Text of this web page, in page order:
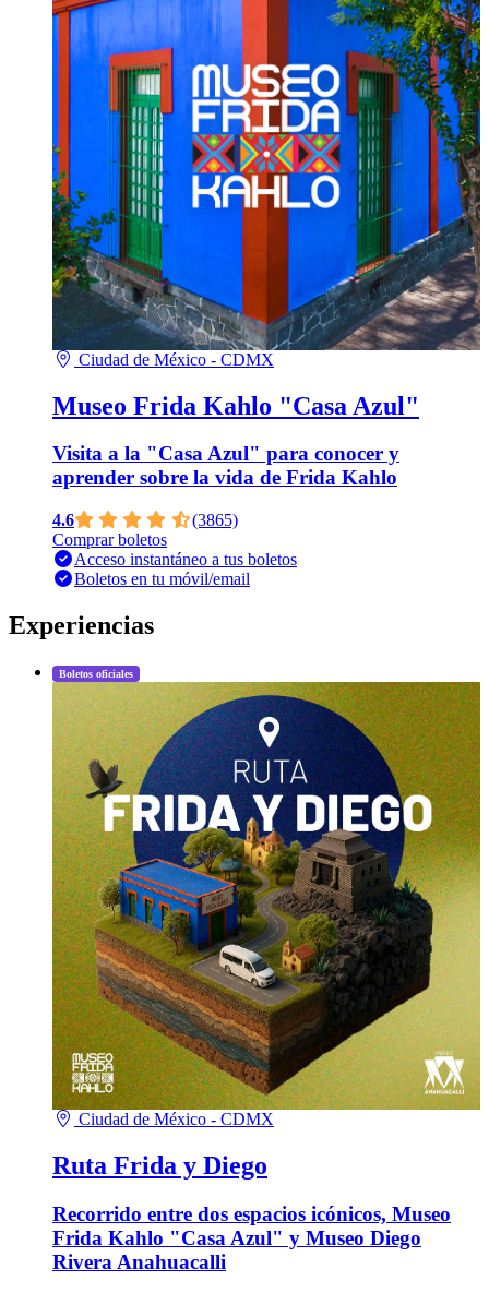
Ciudad de México - CDMX
Museo Frida Kahlo "Casa Azul"
Visita a la "Casa Azul" para conocer y
aprender sobre la vida de Frida Kahlo
4.6
(3865)
Comprar boletos
Acceso instantáneo a tus boletos
Boletos en tu móvil/email
Experiencias
Boletos oficiales
Ciudad de México - CDMX
Ruta Frida y Diego
Recorrido entre dos espacios icónicos, Museo
Frida Kahlo "Casa Azul" y Museo Diego
Rivera Anahuacalli